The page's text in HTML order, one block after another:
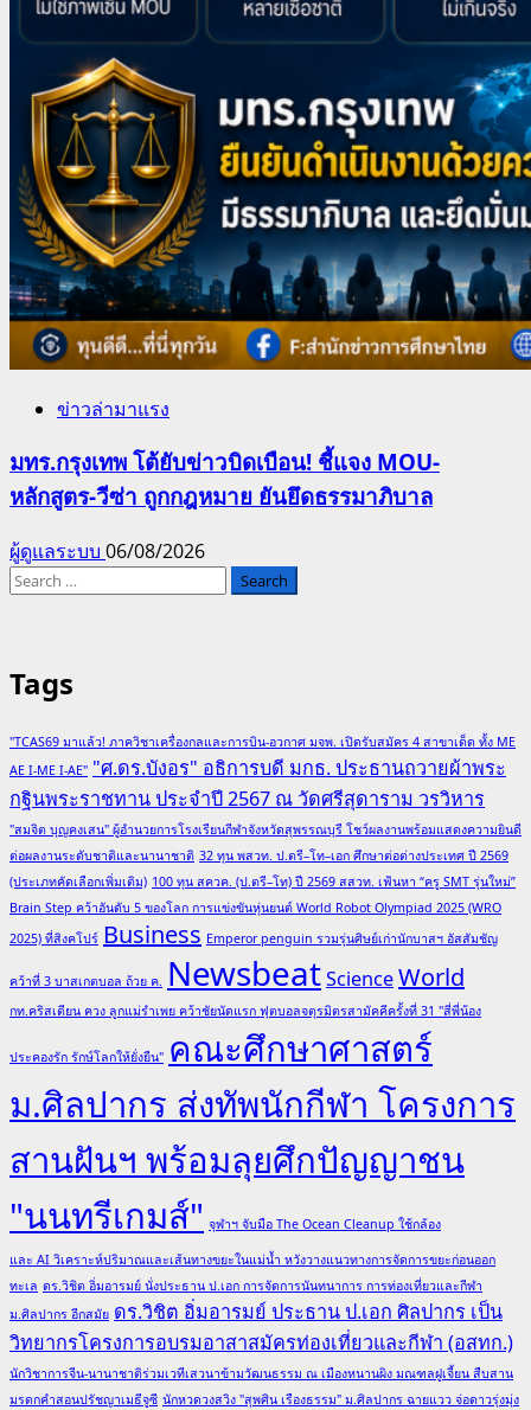
ข่าวล่ามาแรง
มทร.กรุงเทพ โต้ยับข่าวบิดเบือน! ชี้แจง MOU-
หลักสูตร-วีซ่า ถูกกฎหมาย ยันยึดธรรมาภิบาล
ผู้ดูแลระบบ 06/08/2026
Search
Tags
"TCAS69 มาแล้ว! ภาควิชาเครื่องกลและการบิน-อวกาศ มจพ. เปิดรับสมัคร 4 สาขาเด็ด ทั้ง ME
AE I-ME I-AE" "ศ.ดร.บังอร" อธิการบดี มกธ. ประธานถวายผ้าพระ
กฐินพระราชทาน ประจำปี 2567 ณ วัดศรีสุดาราม วรวิหาร
"สมจิต บุญคงเสน" ผู้อำนวยการโรงเรียนกีฬาจังหวัดสุพรรณบุรี โชว์ผลงานพร้อมแสดงความยินดี
ต่อผลงานระดับชาติและนานาชาติ 32 ทุน พสวท. ป.ตรี–โท–เอก ศึกษาต่อต่างประเทศ ปี 2569
(ประเภทคัดเลือกเพิ่มเติม) 100 ทุน สควค. (ป.ตรี–โท) ปี 2569 สสวท. เฟ้นหา “ครู SMT รุ่นใหม่”
Brain Step คว้าอันดับ 5 ของโลก การแข่งขันหุ่นยนต์ World Robot Olympiad 2025 (WRO
2025) ที่สิงคโปร์ Business Emperor penguin รวมรุ่นศิษย์เก่านักบาสฯ อัสสัมชัญ
คว้าที่ 3 บาสเกตบอล ถ้วย ค. NewsbeatScienceWorld
กท.คริสเตียน ควง ลูกแม่รำเพย คว้าชัยนัดแรก ฟุตบอลจตุรมิตรสามัคคีครั้งที่ 31 "สี่พี่น้อง
ประคองรัก รักษ์โลกให้ยั่งยืน" คณะศึกษาศาสตร์
ม.ศิลปากร ส่งทัพนักกีฬา โครงการ
สานฝันฯ พร้อมลุยศึกปัญญาชน
"นนทรีเกมส์" จุฬาฯ จับมือ The Ocean Cleanup ใช้กล้อง
และ AI วิเคราะห์ปริมาณและเส้นทางขยะในแม่น้ำ หวังวางแนวทางการจัดการขยะก่อนออก
ทะเล ดร.วิชิต อิ่มอารมย์ นั่งประธาน ป.เอก การจัดการนันทนาการ การท่องเที่ยวและกีฬา
ม.ศิลปากร อีกสมัย ดร.วิชิต อิ่มอารมย์ ประธาน ป.เอก ศิลปากร เป็น
วิทยากรโครงการอบรมอาสาสมัครท่องเที่ยวและกีฬา (อสทก.)
นักวิชาการจีน-นานาชาติร่วมเวทีเสวนาข้ามวัฒนธรรม ณ เมืองหนานผิง มณฑลฝูเจี้ยน สืบสาน
มรดกคำสอนปรัชญาเมธีจูซี นักหวดวงสวิง "สุพศิน เรืองธรรม" ม.ศิลปากร ฉายแวว จ่อดาวรุ่งมุ่ง